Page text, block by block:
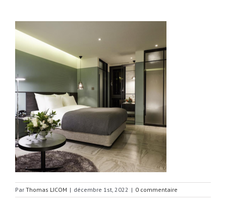
Par Thomas LICOM | décembre 1st, 2022 | 0 commentaire